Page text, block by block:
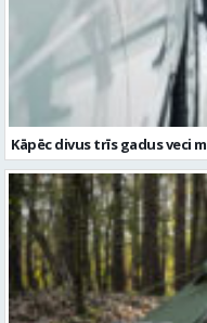
Kāpēc divus trīs gadus